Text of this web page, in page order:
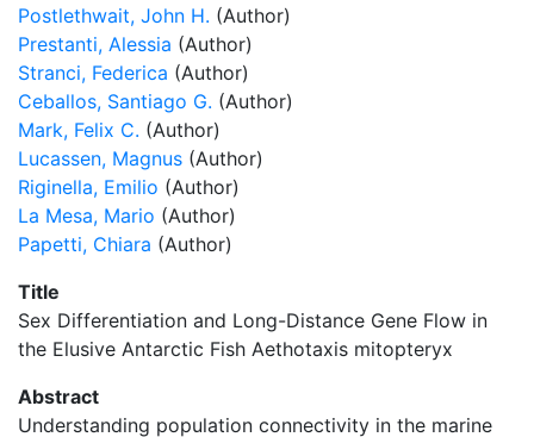
Postlethwait, John H. (Author)
Prestanti, Alessia (Author)
Stranci, Federica (Author)
Ceballos, Santiago G. (Author)
Mark, Felix C. (Author)
Lucassen, Magnus (Author)
Riginella, Emilio (Author)
La Mesa, Mario (Author)
Papetti, Chiara (Author)
Title
Sex Differentiation and Long-Distance Gene Flow in
the Elusive Antarctic Fish Aethotaxis mitopteryx
Abstract
Understanding population connectivity in the marine